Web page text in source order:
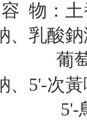
物：土
、 乳酸
萄糖、
、 5'-次
鳥嘌